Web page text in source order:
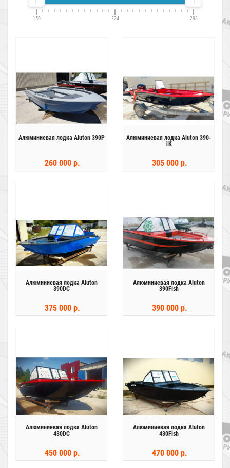
150 224 298
Алюминиевая лодка Aluton 390P
260 000 р.
Алюминиевая лодка Aluton 390-
1K
305 000 р.
Алюминиевая лодка Aluton
390DC
375 000 р.
Алюминиевая лодка Aluton
390Fish
390 000 р.
Алюминиевая лодка Aluton
430DC
450 000 р.
Алюминиевая лодка Aluton
430Fish
470 000 р.